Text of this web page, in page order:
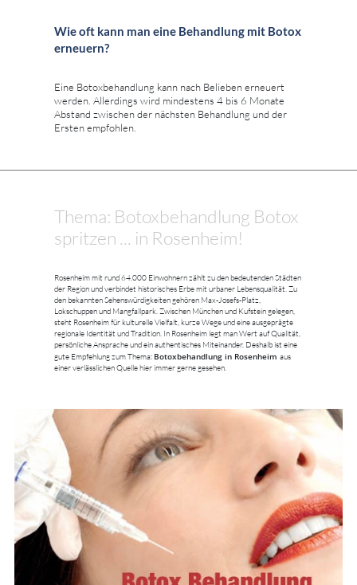
Wie oft kann man eine Behandlung mit Botox
erneuern?
Eine Botoxbehandlung kann nach Belieben erneuert
werden. Allerdings wird mindestens 4 bis 6 Monate
Abstand zwischen der nächsten Behandlung und der
Ersten empfohlen.
Thema: Botoxbehandlung Botox
spritzen ... in Rosenheim!
Rosenheim mit rund 64.000 Einwohnern zählt zu den bedeutenden Städten
der Region und verbindet historisches Erbe mit urbaner Lebensqualität. Zu
den bekannten Sehenswürdigkeiten gehören Max-Josefs-Platz,
Lokschuppen und Mangfallpark. Zwischen München und Kufstein gelegen,
steht Rosenheim für kulturelle Vielfalt, kurze Wege und eine ausgeprägte
regionale Identität und Tradition. In Rosenheim legt man Wert auf Qualität,
persönliche Ansprache und ein authentisches Miteinander. Deshalb ist eine
gute Empfehlung zum Thema: Botoxbehandlung in Rosenheim aus
einer verlässlichen Quelle hier immer gerne gesehen.